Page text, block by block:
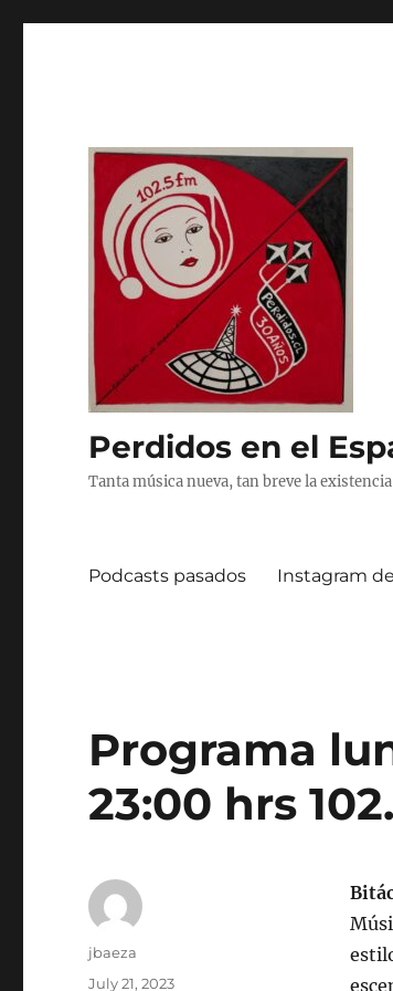
Perdidos en el
Tanta música nueva, tan breve la
Podcasts pasados Instagram
Programa
23:00 hrs
Author
jbaeza
Posted
July 21, 2023